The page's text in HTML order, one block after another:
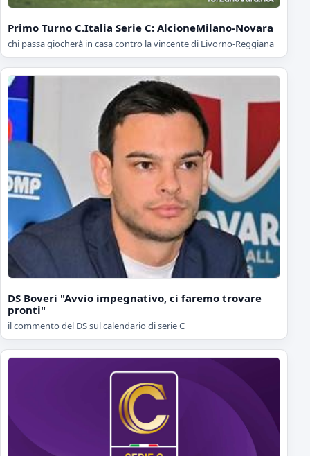
Primo Turno C.Italia Serie C: AlcioneMilano-Novara
chi passa giocherà in casa contro la vincente di Livorno-Reggiana
DS Boveri "Avvio impegnativo, ci faremo trovare
pronti"
il commento del DS sul calendario di serie C